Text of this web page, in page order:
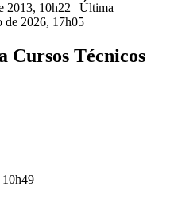
2013, 10h22 | Última
de 2026, 17h05
Cursos Técnicos